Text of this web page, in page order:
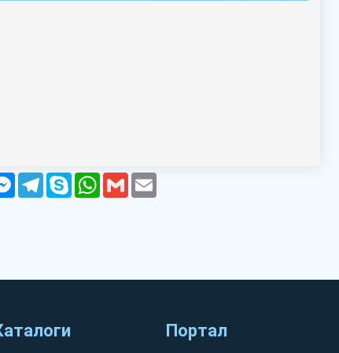
Messenger
Telegram
Skype WhatsApp
Gmail
Портал